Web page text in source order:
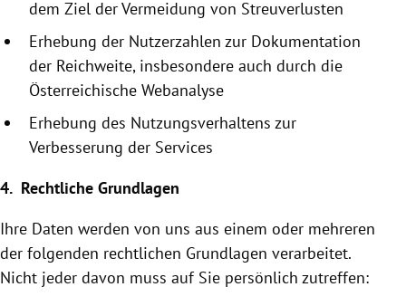
dem Ziel der Vermeidung von Streuverlusten
Erhebung der Nutzerzahlen zur Dokumentation
der Reichweite, insbesondere auch durch die
Österreichische Webanalyse
Erhebung des Nutzungsverhaltens zur
Verbesserung der Services
4. Rechtliche Grundlagen
Ihre Daten werden von uns aus einem oder mehreren
der folgenden rechtlichen Grundlagen verarbeitet.
Nicht jeder davon muss auf Sie persönlich zutreffen: